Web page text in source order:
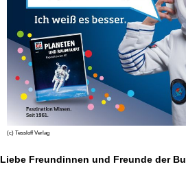
(c) Tessloff Verlag
Liebe Freundinnen und Freunde der